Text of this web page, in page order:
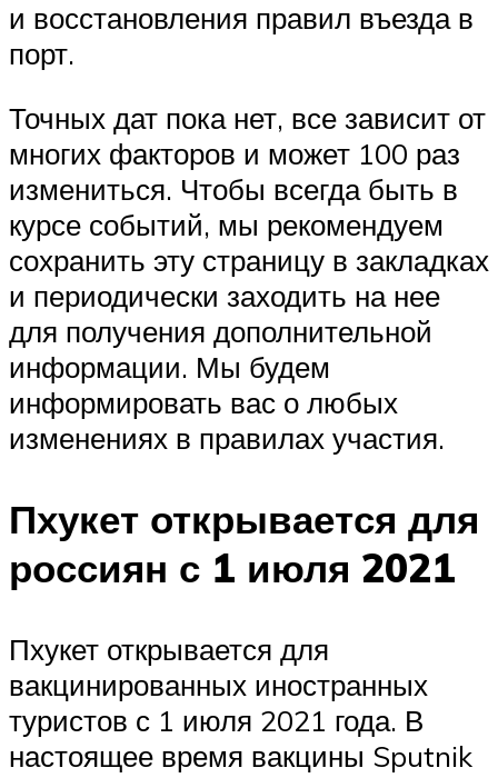
и восстановления правил въезда в
порт.
Точных дат пока нет, все зависит от
многих факторов и может 100 раз
измениться. Чтобы всегда быть в
курсе событий, мы рекомендуем
сохранить эту страницу в закладках
и периодически заходить на нее
для получения дополнительной
информации. Мы будем
информировать вас о любых
изменениях в правилах участия.
Пхукет открывается для
россиян с 1 июля 2021
Пхукет открывается для
вакцинированных иностранных
туристов с 1 июля 2021 года. В
настоящее время вакцины Sputnik